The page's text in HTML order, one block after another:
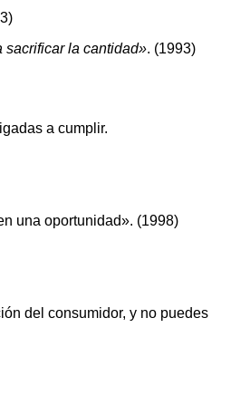
sacrificar la cantidad». (1993)
a cumplir.
una oportunidad». (1998)
del consumidor, y no puedes